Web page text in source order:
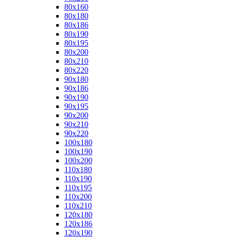
80x160
80x180
80x186
80x190
80x195
80x200
80x210
80x220
90x180
90x186
90x190
90x195
90x200
90x210
90x220
100x180
100x190
100x200
110x180
110x190
110x195
110x200
110x210
120x180
120x186
120x190